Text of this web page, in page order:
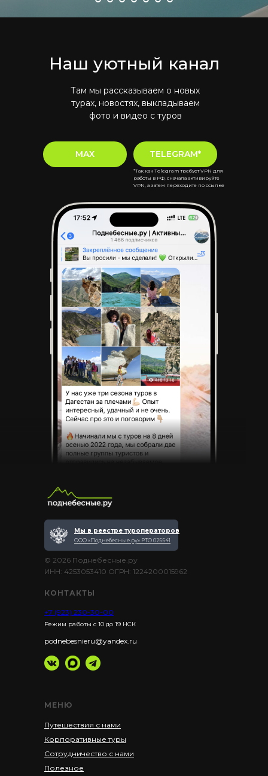
Наш уютный канал
Там мы рассказываем о новых
турах, новостях, выкладываем
фото и видео с туров
TELEGRAM*
MAX
*Так как Telegram требует VPN для
работы в РФ, сначала активируйте
VPN, а затем переходите по ссылке
КОНТАКТЫ
+7 (923) 230-30-00
Режим работы с 10 до 19 НСК
podnebesnieru@yandex.ru
МЕНЮ
Путешествия с нами
Корпоративные туры
Сотрудничество с нами
Полезное
© 2026 Поднебесные.ру
Мы в реестре туроператоров
ООО «Поднебесные.ру» РТО 025541
ИНН: 4253053410 ОГРН: 1224200015962